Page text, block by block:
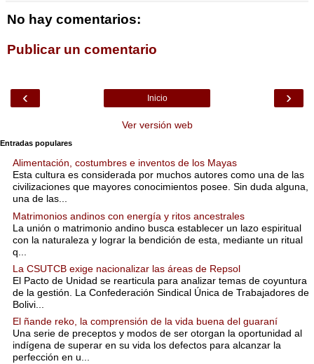
No hay comentarios:
Publicar un comentario
‹ ›
Inicio
Ver versión web
Entradas populares
Alimentación, costumbres e inventos de los Mayas
Esta cultura es considerada por muchos autores como una de las
civilizaciones que mayores conocimientos posee. Sin duda alguna,
una de las...
Matrimonios andinos con energía y ritos ancestrales
La unión o matrimonio andino busca establecer un lazo espiritual
con la naturaleza y lograr la bendición de esta, mediante un ritual
q...
La CSUTCB exige nacionalizar las áreas de Repsol
El Pacto de Unidad se rearticula para analizar temas de coyuntura
de la gestión. La Confederación Sindical Única de Trabajadores de
Bolivi...
El ñande reko, la comprensión de la vida buena del guaraní
Una serie de preceptos y modos de ser otorgan la oportunidad al
indígena de superar en su vida los defectos para alcanzar la
perfección en u...